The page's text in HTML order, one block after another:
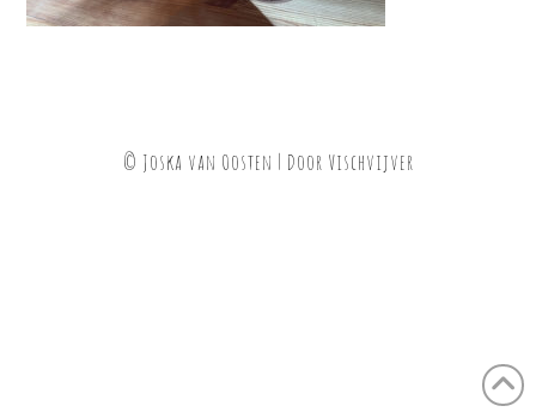
© Joska van Oosten | Door Vischvijver